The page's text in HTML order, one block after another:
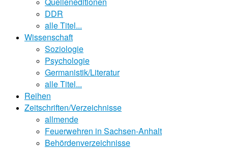
DDR
alle Titel...
Wissenschaft
Soziologie
Psychologie
Germanistik/Literatur
alle Titel...
Reihen
Zeitschriften/Verzeichnisse
allmende
Feuerwehren in Sachsen-Anhalt
Behördenverzeichnisse